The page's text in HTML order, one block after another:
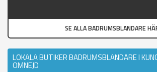
SE ALLA BADRUMSBLANDARE
LOKALA BUTIKER BADRUMSBLANDARE I
OMNEJD